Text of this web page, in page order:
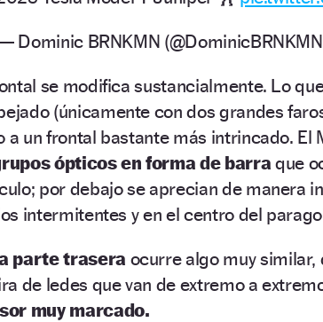
Dominic BRNKMN
se modifica sustancialmente. Lo
(únicamente con dos grandes
a un frontal bastante más intrincado. El
ópticos en forma de barra que
por debajo se aprecian de manera
intermitentes y en el centro del
parte trasera ocurre algo muy similar,
de ledes que van de extremo a
muy marcado.